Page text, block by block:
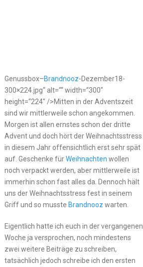
Genussbox–Brandnooz-Dezember18-
300×224.jpg“ alt=““ width=“300″
height=“224″ />Mitten in der Adventszeit
sind wir mittlerweile schon angekommen.
Morgen ist allen ernstes schon der dritte
Advent und doch hört der Weihnachtsstress
in diesem Jahr offensichtlich erst sehr spät
auf. Geschenke fürWeihnachten wollen
noch verpackt werden, aber mittlerweile ist
immerhin schon fast alles da. Dennoch hält
uns der Weihnachtsstress fest in seinem
Griff und so musste Brandnooz warten.
Eigentlich hatte ich euch in der vergangenen
Woche ja versprochen, noch mindestens
zwei weitere Beiträge zu schreiben,
tatsächlich jedoch schreibe ich den ersten